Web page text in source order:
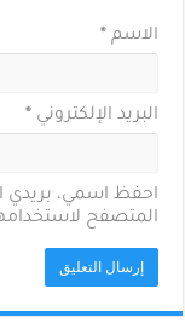
الاسم*
البريد الإلكتروني*
احفظ اسمي، بريدي
المتصفح